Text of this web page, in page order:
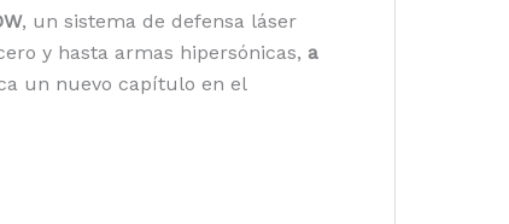
, un sistema de defensa láser
y hasta armas hipersónicas, a
un nuevo capítulo en el